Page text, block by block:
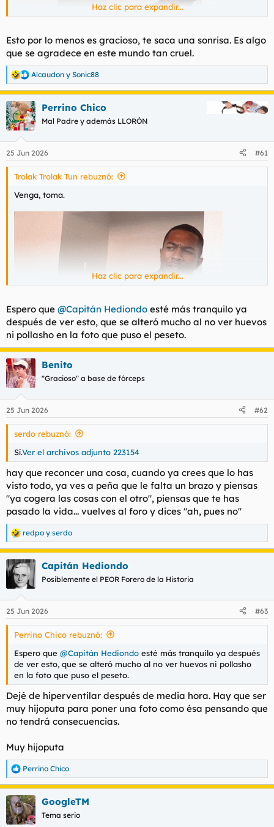
Haz clic para expandir...
Esto por lo menos es gracioso, te saca una sonrisa. Es algo
que se agradece en este mundo tan cruel.
R
e
a
c
c
i
e
s
Alcaudon y Sonic88
Perrino Chico
Mal Padre y además LLORÓN
25 Jun 2026 #61
Trolak Trolak Tun rebuznó:
Venga, toma.
Haz clic para expandir...
Espero que @Capitán Hediondo esté más tranquilo ya
después de ver esto, que se alteró mucho al no ver huevos
ni pollasho en la foto que puso el peseto.
Benito
"Gracioso" a base de fórceps
25 Jun 2026 #62
serdo rebuznó:
Sí.Ver el archivos adjunto 223154
hay que reconcer una cosa, cuando ya crees que lo has
visto todo, ya ves a peña que le falta un brazo y piensas
"ya cogera las cosas con el otro", piensas que te has
pasado la vida... vuelves al foro y dices "ah, pues no"
R
e
a
c
c
e
s
redpo y serdo
Capitán Hediondo
Posiblemente el PEOR Forero de la Historia
25 Jun 2026 #63
Perrino Chico rebuznó:
Espero que @Capitán Hediondo esté más tranquilo ya después
de ver esto, que se alteró mucho al no ver huevos ni pollasho
en la foto que puso el peseto.
Dejé de hiperventilar después de media hora. Hay que ser
muy hijoputa para poner una foto como ésa pensando que
no tendrá consecuencias.
Muy hijoputa
R
e
a
c
c
i
Perrino Chico
GoogleTM
Tema serio